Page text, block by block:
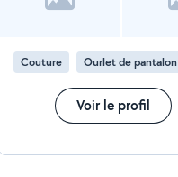
Couture Ourlet de pantalon
Voir le profil